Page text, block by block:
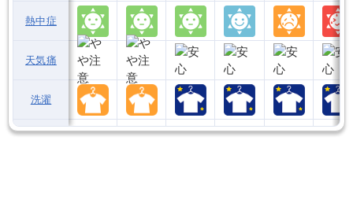
熱中症
天気痛
洗濯